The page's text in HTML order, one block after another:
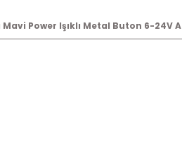
Power Işıklı Metal Buton 6-24V